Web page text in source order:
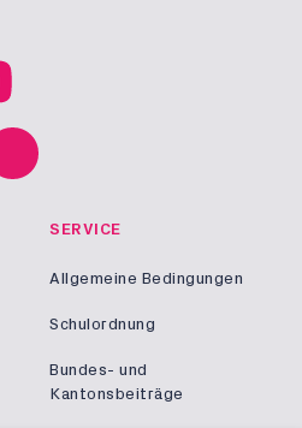
SERVICE
Allgemeine Bedingungen
Schulordnung
Bundes- und
Kantonsbeiträge